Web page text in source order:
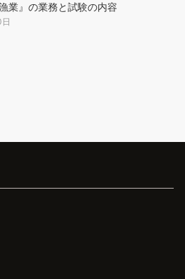
業』の業務と試験の内容